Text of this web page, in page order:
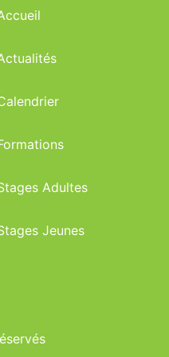
Adultes
Jeunes